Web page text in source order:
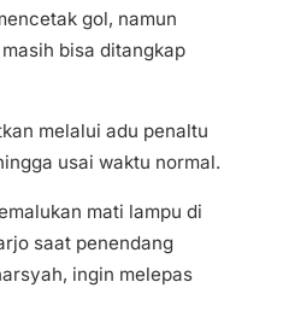
gol, namun
bisa ditangkap
melalui adu penaltu
usai waktu normal.
mati lampu di
saat penendang
ingin melepas